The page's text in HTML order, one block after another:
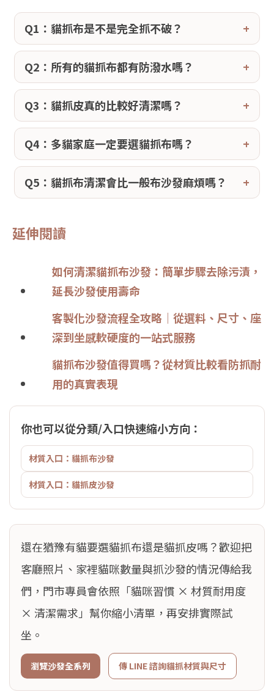
Q1：貓抓布是不是完全抓不破？
Q2：所有的貓抓布都有防潑水嗎？
Q3：貓抓皮真的比較好清潔嗎？
Q4：多貓家庭一定要選貓抓布嗎？
Q5：貓抓布清潔會比一般布沙發麻煩嗎？
延伸閱讀
如何清潔貓抓布沙發：簡單步驟去除污漬，
延長沙發使用壽命
客製化沙發流程全攻略｜從選料、尺寸、座
深到坐感軟硬度的一站式服務
貓抓布沙發值得買嗎？從材質比較看防抓耐
用的真實表現
你也可以從分類/入口快速縮小方向：
材質入口：貓抓布沙發
材質入口：貓抓皮沙發
還在猶豫有貓要選貓抓布還是貓抓皮嗎？歡迎把
客廳照片、家裡貓咪數量與抓沙發的情況傳給我
們，門市專員會依照「貓咪習慣 × 材質耐用度
× 清潔需求」幫你縮小清單，再安排實際試
坐。
瀏覽沙發全系列 傳 LINE 諮詢貓抓材質與尺寸